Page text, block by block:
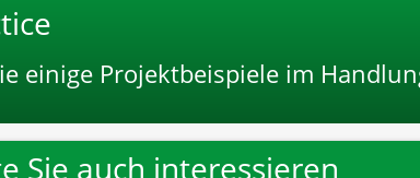
einige Projektbeispiele im
Sie auch interessieren